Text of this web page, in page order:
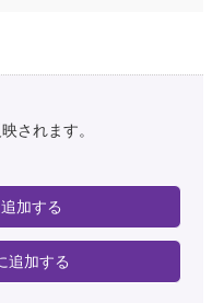
されます。
加する
追加する